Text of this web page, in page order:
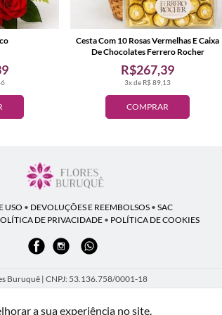
COMPRAR
3x de R$ 89,13
R$267,39
Cesta Com 10 Rosas Vermelhas E Caixa
De Chocolates Ferrero Rocher
USO • DEVOLUÇÕES E REEMBOLSOS • SAC
DE PRIVACIDADE• POLÍTICA DE COOKIES
Buruquê | CNPJ: 53.136.758/0001-18
Guimarães, 1640 - Bom Retiro - Curitiba - PR - 80520-
a sua experiência no site.